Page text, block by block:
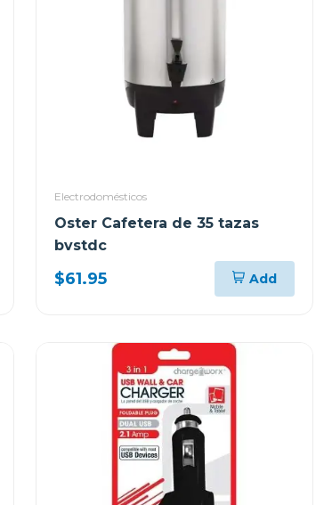
Electrodomésticos
Oster Cafetera de 35 tazas
bvstdc
$61.95 Add